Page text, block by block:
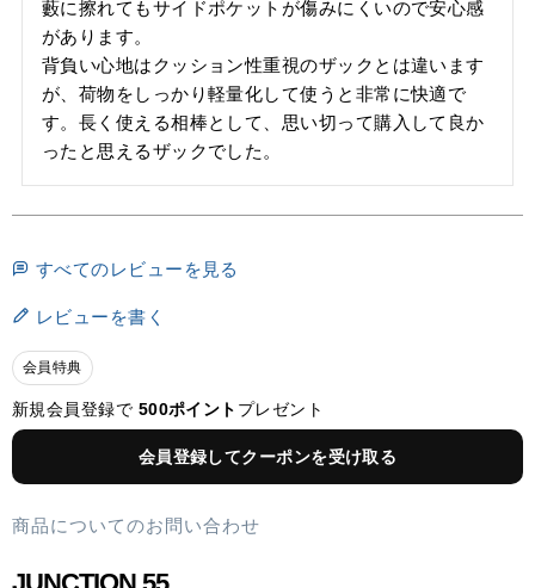
藪に擦れてもサイドポケットが傷みにくいので安心感
があります。
背負い心地はクッション性重視のザックとは違います
が、荷物をしっかり軽量化して使うと非常に快適で
す。長く使える相棒として、思い切って購入して良か
ったと思えるザックでした。
すべてのレビューを見る
レビューを書く
会員特典
新規会員登録で 500ポイント プレゼント
会員登録してクーポンを受け取る
商品についてのお問い合わせ